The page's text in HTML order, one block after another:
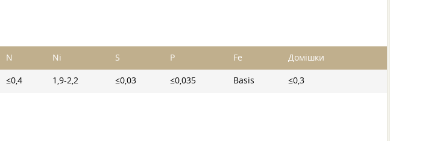
N Ni S P Fe Домішки
≤0,4 1,9-2,2 ≤0,03 ≤0,035 Basis ≤0,3